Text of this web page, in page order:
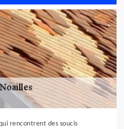
rencontrent des soucis